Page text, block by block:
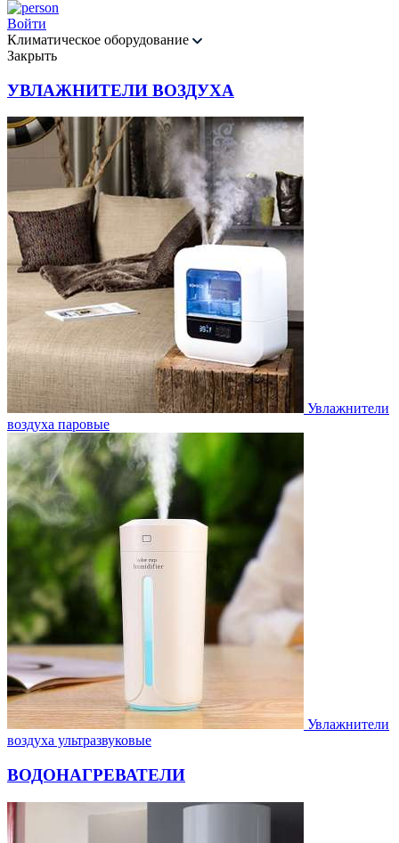
Войти
Климатическое оборудование
Закрыть
УВЛАЖНИТЕЛИ ВОЗДУХА
Увлажнители
воздуха паровые
Увлажнители
воздуха ультразвуковые
ВОДОНАГРЕВАТЕЛИ